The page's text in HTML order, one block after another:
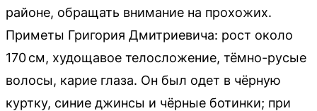
районе, обращать внимание на прохожих.
Приметы Григория Дмитриевича: рост около
170 см, худощавое телосложение, тёмно-русые
волосы, карие глаза. Он был одет в чёрную
куртку, синие джинсы и чёрные ботинки; при